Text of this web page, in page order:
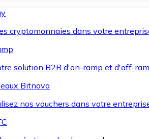
cryptomonnaies dans votre
solution B2B d'on-ramp et d'off-
Bitnovo
nos vouchers dans votre